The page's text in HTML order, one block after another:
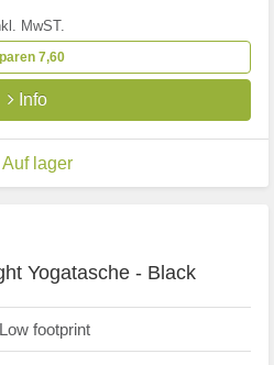
MwST.
7,60
Info
lager
Yogatasche - Black
Low footprint